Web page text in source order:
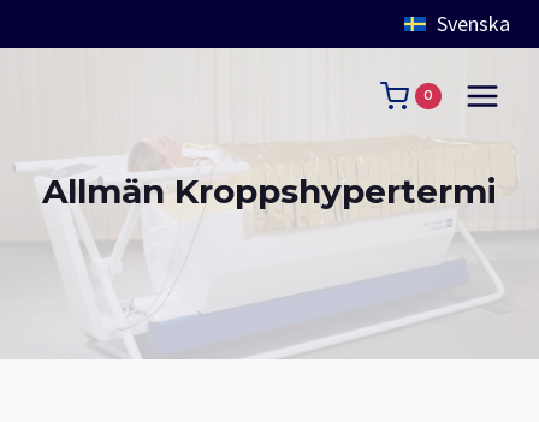
Svenska
0
Allmän Kroppshypertermi